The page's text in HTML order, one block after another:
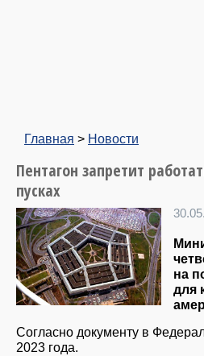
Главная > Новости
Пентагон запретит
пусках
на
для
Согласно документу в
2023 года.